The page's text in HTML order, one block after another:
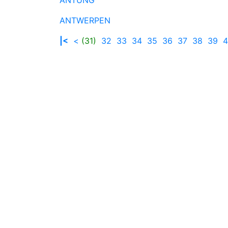
ANTWERPEN
|< < (31) 32 33 34 35 36 37 38 39